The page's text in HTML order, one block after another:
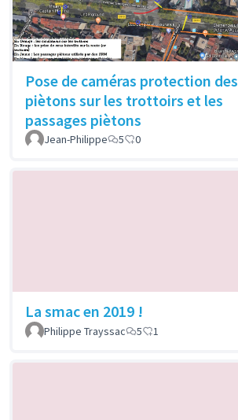
Pose de caméras protection des
piètons sur les trottoirs et les
passages piètons
Jean-Philippe 5 0
La smac en 2019 !
Philippe Trayssac
5 1